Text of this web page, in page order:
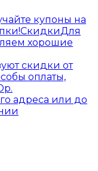
купоны на
СкидкиДля
хорошие
скидки от
оплаты,
адреса или до